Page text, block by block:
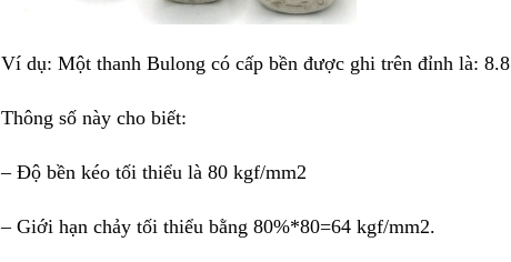
Ví dụ: Một thanh Bulong có cấp bền được ghi trên đỉnh là: 8.8
Thông số này cho biết:
– Độ bền kéo tối thiểu là 80 kgf/mm2
– Giới hạn chảy tối thiểu bằng 80%*80=64 kgf/mm2.